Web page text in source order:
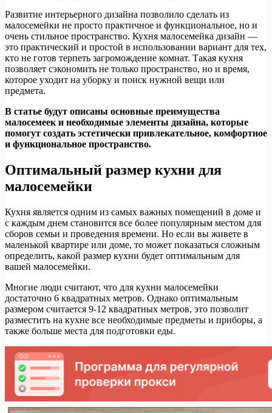
Развитие интерьерного дизайна позволило сделать из
малосемейки не просто практичное и функциональное, но и
очень стильное пространство. Кухня малосемейка дизайн —
это практический и простой в использовании вариант для тех,
кто не готов терпеть загромождение комнат. Такая кухня
позволяет сэкономить не только пространство, но и время,
которое уходит на уборку и поиск нужной вещи или
предмета.
В статье будут описаны основные преимущества
малосемеек и необходимые элементы дизайна, которые
помогут создать эстетически привлекательное, комфортное
и функциональное пространство.
Оптимальный размер кухни для
малосемейки
Кухня является одним из самых важных помещений в доме и
с каждым днем становится все более популярным местом для
сборов семьи и проведения времени. Но если вы живете в
маленькой квартире или доме, то может показаться сложным
определить, какой размер кухни будет оптимальным для
вашей малосемейки.
Многие люди считают, что для кухни малосемейки
достаточно 6 квадратных метров. Однако оптимальным
размером считается 9-12 квадратных метров, это позволит
разместить на кухне все необходимые предметы и приборы, а
также больше места для подготовки еды.